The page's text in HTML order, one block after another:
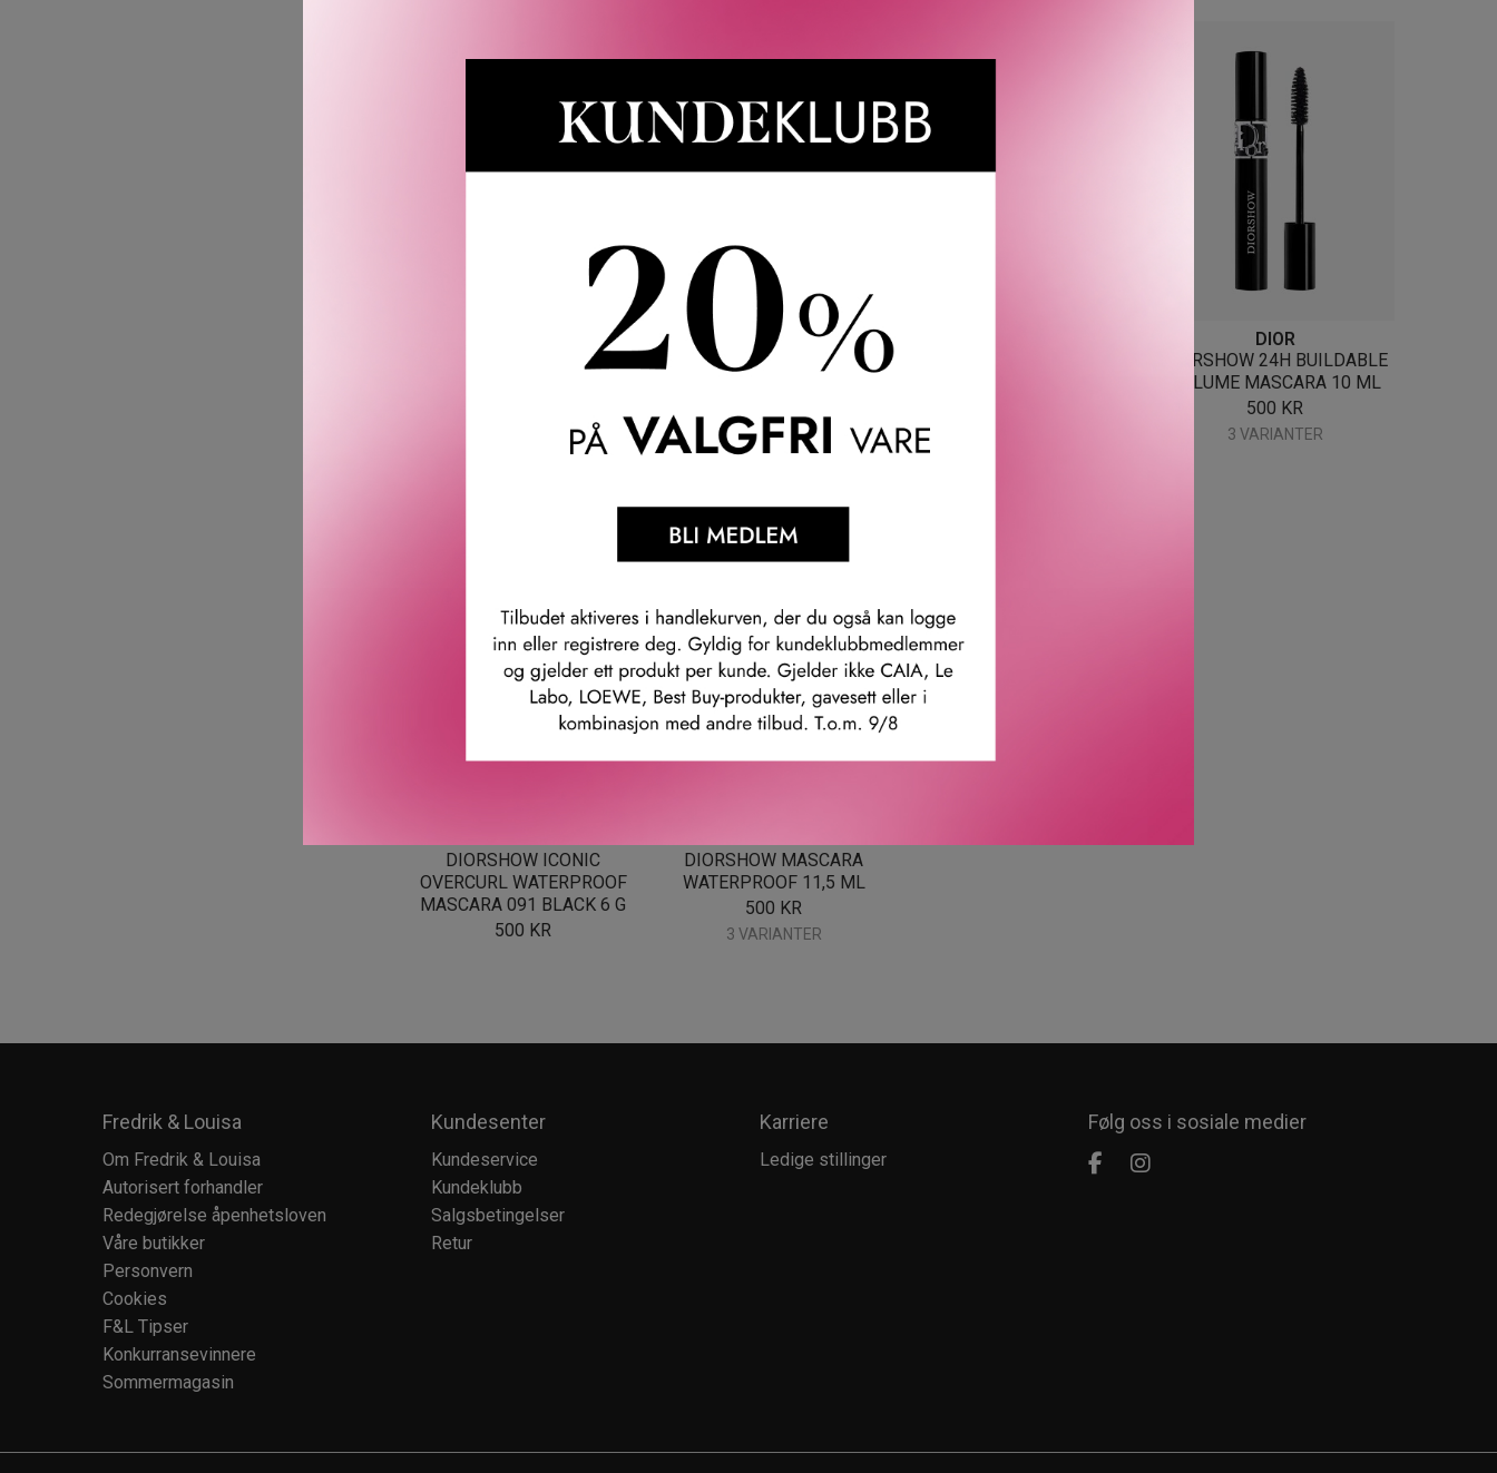
DIORSHOW MAXIMIZER 4D
DIOR
DIORSHOW ICONIC
415KR
DIOR
DIORSHOW 24H BUILDABLE
VOLUME MASCARA 10 ML
500 KR
3 VARIANTER
DIORSHOW ICONIC
OVERCURL WATERPROOF
MASCARA 091 BLACK 6 G
500 KR
DIORSHOW MASCARA
WATERPROOF 11,5 ML
500 KR
3 VARIANTER
Fredrik & Louisa
Om Fredrik & Louisa
Autorisert forhandler
Redegjørelse åpenhetsloven
Våre butikker
Personvern
Cookies
F&L Tipser
Konkurransevinnere
Sommermagasin
Kundesenter
Kundeservice
Kundeklubb
Salgsbetingelser
Retur
Karriere
Ledige stillinger
Følg oss i sosiale medier